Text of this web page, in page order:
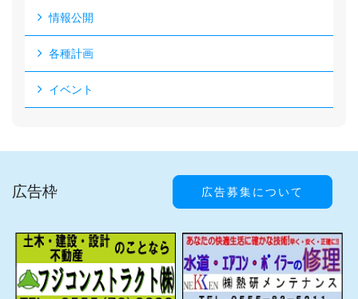
情報公開
各種計画
イベント
広告枠 広告募集について